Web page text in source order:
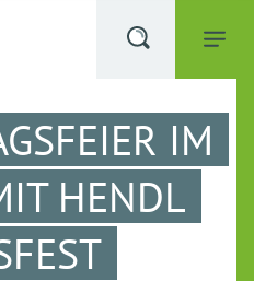
IM
HENDL